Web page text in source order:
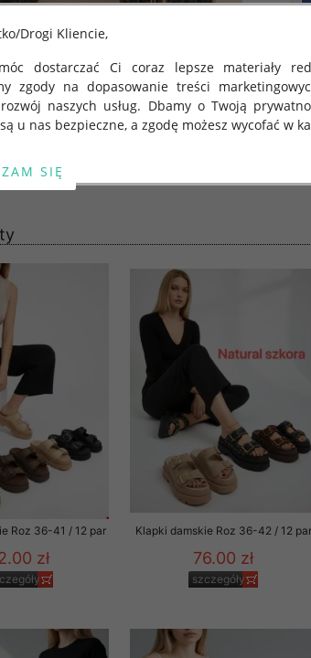
Roz 36-41 / 12 par
zł
Klapki damskie Roz 36-42 / 12 par
76.00 zł
szczegóły
Drogi Kliencie,
dostarczać Ci coraz lepsze materiały
zgody na dopasowanie treści
naszych usług. Dbamy o Twoją
u nas bezpieczne, a zgodę możesz wycofać w
2018 roku obowiązuje Rozporządzenie
r. w sprawie ochrony osób fizycznych w
przepływu takich danych oraz uchylenia
Twoich danych oraz zasadach, na jakich
na to Twojej zgody.
przycisk „Przejdź dalej” lub zamkniesz to
o.o.
jest dobrowolne. Zgodę możesz w każdym
z prawem przetwarzania dokonanego
informacje, w tym o przysługujących
ograniczenia ich przetwarzania, prawo do
decyzji, w tym profilowaniu, a także prawo
znajdziesz w Polityce prywatności.
sklepu